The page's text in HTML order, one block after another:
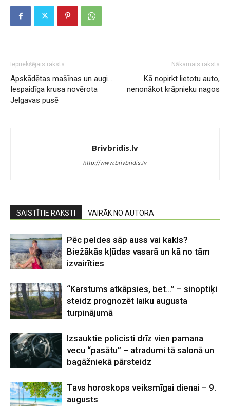
Iepriekšējais raksts
Apskādētas mašīnas un augi…
Iespaidīga krusa novērota
Jelgavas pusē
Nākamais raksts
Kā nopirkt lietotu auto,
nenonākot krāpnieku nagos
Brivbridis.lv
http://www.brivbridis.lv
SAISTĪTIE RAKSTI VAIRĀK NO AUTORA
Pēc peldes sāp auss vai kakls?
Biežākās kļūdas vasarā un kā no tām
izvairīties
“Karstums atkāpsies, bet…” – sinoptiķi
steidz prognozēt laiku augusta
turpinājumā
Izsauktie policisti drīz vien pamana
vecu “pasātu” – atradumi tā salonā un
bagāžniekā pārsteidz
Tavs horoskops veiksmīgai dienai – 9.
augusts